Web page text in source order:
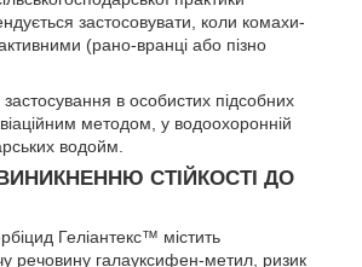
застосовувати, коли комахи-
(рано-вранці або пізно
в особистих підсобних
методом, у водоохоронній
водойм.
СТІЙКОСТІ ДО
Геліантекс™ містить
речовину галауксифен-метил, ризик